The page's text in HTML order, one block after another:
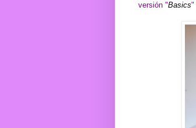
versión "Basics"